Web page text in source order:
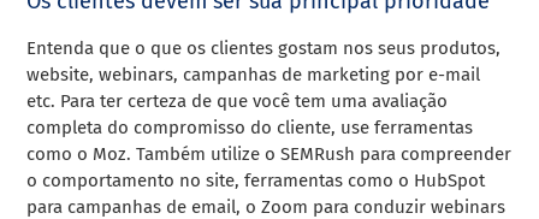
Entenda que o que os clientes gostam nos seus produtos,
website, webinars, campanhas de marketing por e-mail
etc. Para ter certeza de que você tem uma avaliação
completa do compromisso do cliente, use ferramentas
como o Moz. Também utilize o SEMRush para compreender
o comportamento no site, ferramentas como o HubSpot
para campanhas de email, o Zoom para conduzir webinars